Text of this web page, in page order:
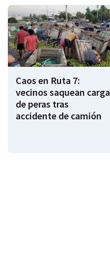
Caos en Ruta 7:
vecinos saquean carga
de peras tras
accidente de camión